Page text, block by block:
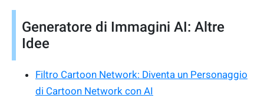
Generatore di Immagini AI: Altre
Idee
Filtro Cartoon Network: Diventa un Personaggio
di Cartoon Network con AI